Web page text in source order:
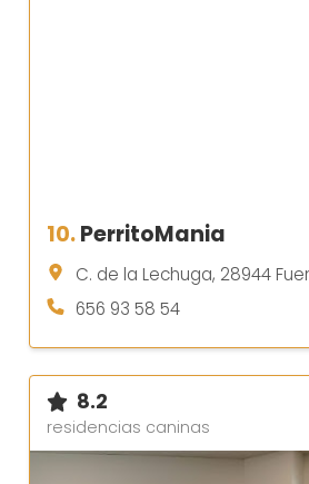
10.PerritoMania
C. de la Lechuga, 28944
656 93 58 54
8.2
residencias caninas